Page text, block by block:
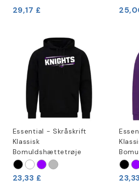
29,17 £
Essential - Skråskrift
Klassisk
Bomuldshættetrøje
23,33 £